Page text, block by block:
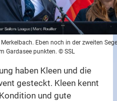
Eben noch in der zweiten
Gardasee punkten. © SSL
haben Kleen und die
gesteckt. Kleen kennt
und gute